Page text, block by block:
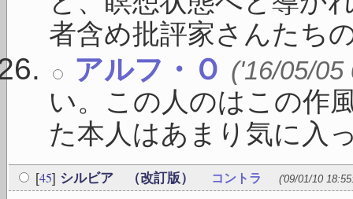
者含め批評家さんたち
アルフ・Ｏ ('16/05/05
い。この人のはこの作
た本人はあまり気に入
[45] シルビア （改訂版） コントラ ('09/01/10